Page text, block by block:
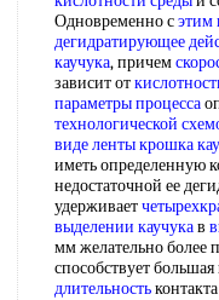
Одновременно сэтим
дегидратирующее
каучука, причем
зависит от
параметры процесса
технологической
виде лентыкрошка
иметь определенную
недостаточной ее
удерживает
выделении каучукав
мм желательно более
способствует
длительность